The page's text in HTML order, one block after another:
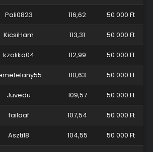
Pali0823 116,62 50 000 Ft
KicsiHam 113,31 50 000 Ft
kzolika04 112,99 50 000 Ft
110,63 50 000 Ft
Juvedu 109,57 50 000 Ft
failaaf 107,54 50 000 Ft
Aszti18 104,55 50 000 Ft